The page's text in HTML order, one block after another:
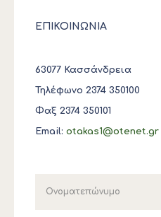
ΕΠΙΚΟΙΝΩΝΙΑ
63077 Κασσάνδρεια
Τηλέφωνο 2374 350100
Φαξ 2374 350101
Email: otakas1@otenet.gr